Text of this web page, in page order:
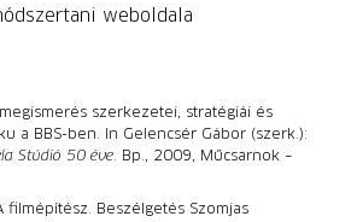
weboldala
szerkezetei, stratégiái és
a BBS-ben. In Gelencsér Gábor (szerk.):
Stúdió 50 éve. Bp., 2009, Műcsarnok –
filmépítész. Beszélgetés Szomjas